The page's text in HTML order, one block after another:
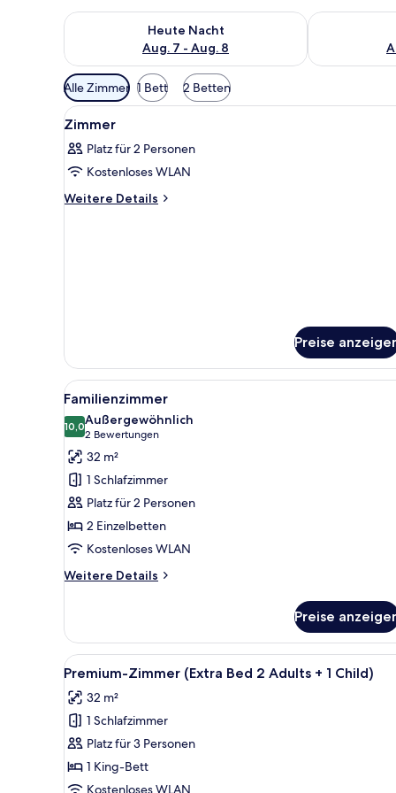
Heute Nacht
Aug. 7 - Aug. 8
Überprüfe die Verfügbarkeit für heute Nacht, Aug. 7
Überprüfe
Verfügbare
Filter
für
Alle Zimmer 1 Bett 2 Betten
Alle
Fotos
für
Zimmer
anzeigen
Ein Hotelzimmer mit einem
12
Zimmer
Platz für 2 Personen
Kostenloses WLAN
Weitere Details
Weitere
Preise
Alle
Fotos
für
Familienzimmer
anzeigen
Ein modernes Hotelzimmer
6
Familienzimmer
10,010,0 von 10
Außergewöhnlich
2 Bewertungen
(2
Bewertungen)
32 m²
1 Schlafzimmer
Platz für 2 Personen
2 Einzelbetten
Kostenloses WLAN
Weitere Details
Weitere
Preise
Alle
Fotos
für
Premium-
Zimmer
(Extra
Bed
Ein Hotelzimmer mit einem
5
Premium-Zimmer (Extra Bed 2 Adults + 1 Child)
32 m²
1 Schlafzimmer
Platz für 3 Personen
1 King-Bett
Kostenloses WLAN